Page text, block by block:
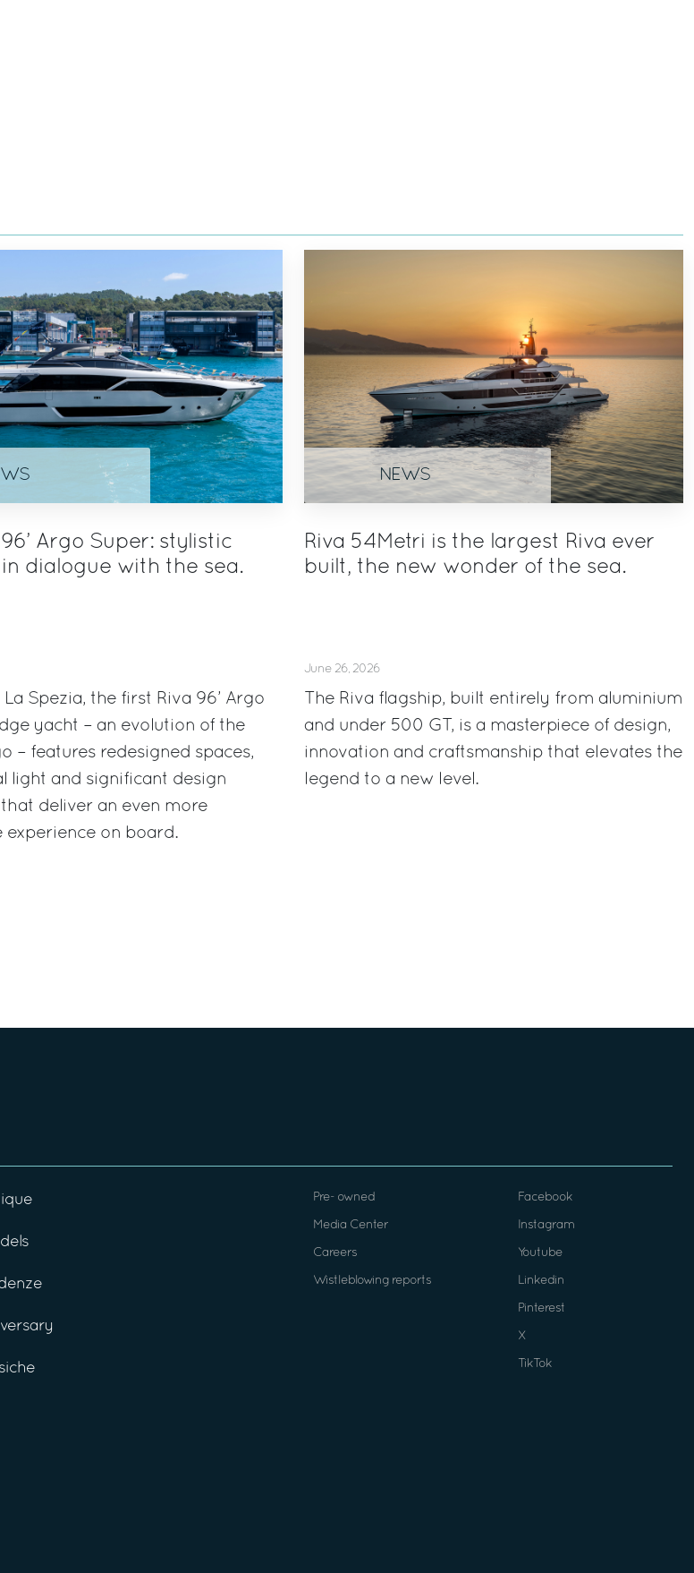
Argo Super: stylistic
dialogue with the sea.
Spezia, the first Riva 96’ Argo
yacht – an evolution of the
– features redesigned spaces,
light and significant design
deliver an even more
experience on board.
NEWS
Riva 54Metri is the largest Riva ever
built, the new wonder of the sea.
June 26, 2026
The Riva flagship, built entirely from aluminium
and under 500 GT, is a masterpiece of design,
innovation and craftsmanship that elevates the
legend to a new level.
Pre- owned
Media Center
Careers
Wistleblowing reports
Facebook
Instagram
Youtube
Linkedin
Pinterest
X
TikTok